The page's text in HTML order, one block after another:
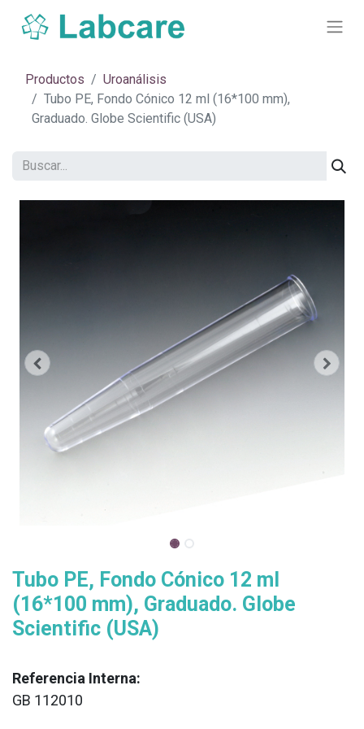
Productos
Uroanálisis
Tubo PE, Fondo Cónico 12 ml (16*100 mm),
Graduado. Globe Scientific (USA)
Tubo PE, Fondo Cónico 12 ml
(16*100 mm), Graduado. Globe
Scientific (USA)
Referencia Interna:
GB 112010